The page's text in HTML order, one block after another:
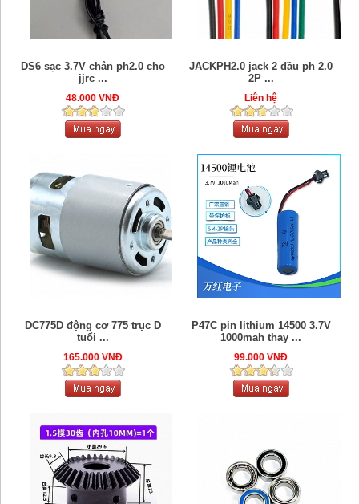
DS6 sạc 3.7V chân ph2.0 cho
jjrc ...
48.000 VNĐ
JACKPH2.0 jack 2 đầu ph 2.0
2P ...
Liên hệ
DC775D động cơ 775 trục D
tuổi ...
165.000 VNĐ
P47C pin lithium 14500 3.7V
1000mah thay ...
99.000 VNĐ